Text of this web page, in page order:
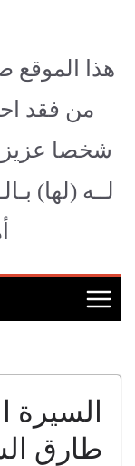
هذا الموقع
من فقد
شخصا عزيز
لــه (لها)
السيرة
طارق